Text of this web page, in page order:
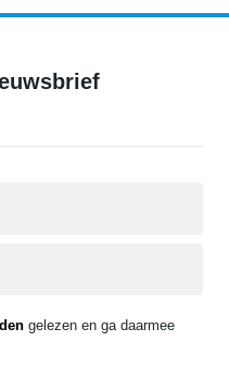
gelezen en ga daarmee